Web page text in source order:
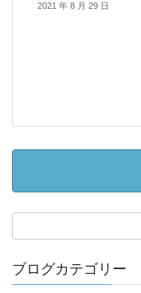
2021 年 8 月 29 日
ブログカテゴリー